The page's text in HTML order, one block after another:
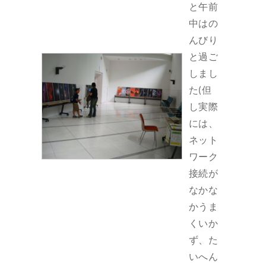
と午前
中はの
んびり
と過ご
しまし
た(但
し実際
には、
ネット
ワーク
接続が
なかな
かうま
くいか
ず、た
いへん